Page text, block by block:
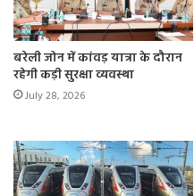
बरेली जोन में कांवड़ यात्रा के दौरान
रहेगी कड़ी सुरक्षा व्यवस्था
July 28, 2026